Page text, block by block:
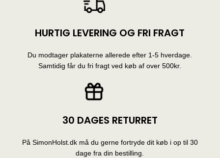
HURTIG LEVERING OG FRI FRAGT
Du modtager plakaterne allerede efter 1-5 hverdage.
Samtidig får du fri fragt ved køb af over 500kr.
30 DAGES RETURRET
På SimonHolst.dk må du gerne fortryde dit køb i op til 30
dage fra din bestilling.